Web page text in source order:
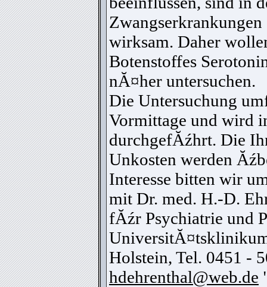
wirksam. Daher
Botenstoffes
nĂ¤her untersuchen.
Die Untersuchung
Vormittage und wird
durchgefĂźhrt. Die
Unkosten werden
Interesse bitten wir
mit Dr. med. H.-D.
fĂźr Psychiatrie und
Holstein, Tel. 0451 -
hdehrenthal@web.de